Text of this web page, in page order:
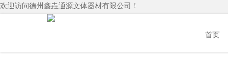
欢迎访问德州鑫垚通源文体器材有限公司！
首页